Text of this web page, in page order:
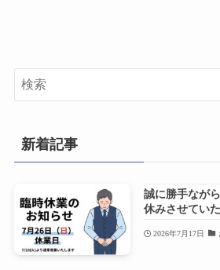
新着記事
誠に勝手なが
休みさせてい
2026年7月17日